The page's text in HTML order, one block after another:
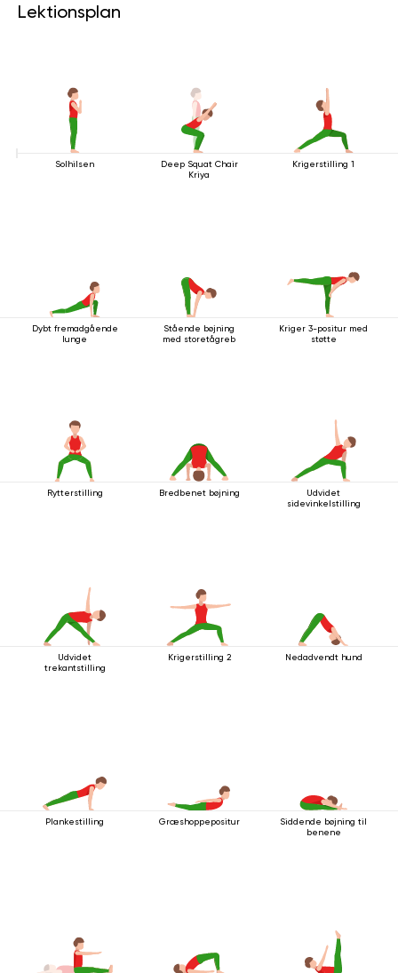
Lektionsplan
Solhilsen
Deep Squat Chair
Kriya
Krigerstilling 1
Dybt fremadgående
lunge
Stående bøjning
med storetågreb
Kriger 3-positur med
støtte
Rytterstilling Bredbenet bøjning
Udvidet
sidevinkelstilling
Udvidet
trekantstilling
Krigerstilling 2 Nedadvendt hund
Plankestilling Græshoppepositur
Siddende bøjning til
benene